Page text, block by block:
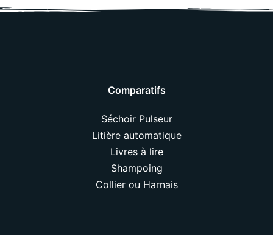
Comparatifs
Séchoir Pulseur
Litière automatique
Livres à lire
Shampoing
Collier ou Harnais